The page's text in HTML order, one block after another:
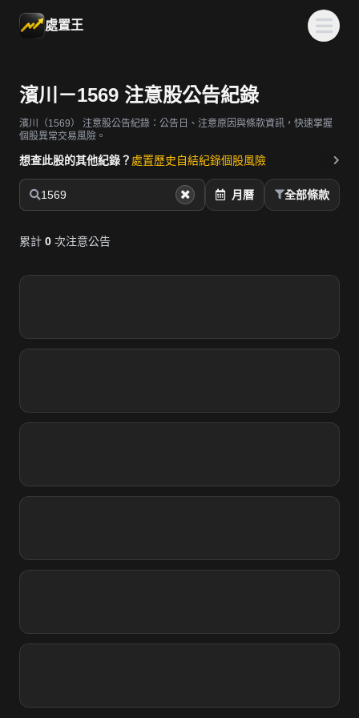
處置王
濱川－1569 注意股公告紀錄
濱川（1569）
注意股公告紀錄：公告日、注意原因與條款資訊，快速掌握
個股異常交易風險。
想查此股的其他紀錄？ 處置歷史自結紀錄個股風險
1569 月曆 全部條款
累計 0 次注意公告